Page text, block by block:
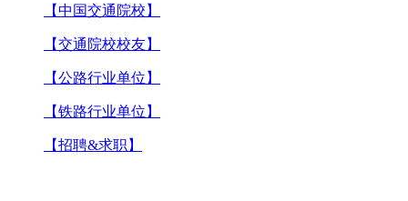
【中国交通院校】
【交通院校校友】
【公路行业单位】
【铁路行业单位】
【招聘&求职】